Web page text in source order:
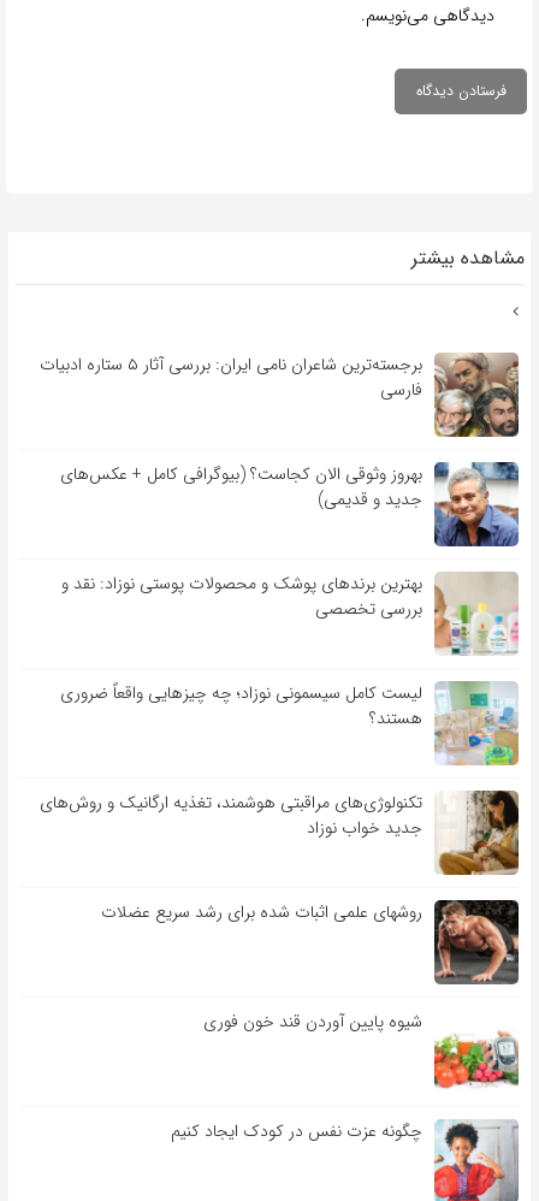
دیدگاهی می‌نویسم.
مشاهده بیشتر
برجسته‌ترین شاعران نامی ایران: بررسی آثار ۵ ستاره ادبیات
فارسی
بهروز وثوقی الان کجاست؟ (بیوگرافی کامل + عکس‌های
جدید و قدیمی)
بهترین برندهای پوشک و محصولات پوستی نوزاد: نقد و
بررسی تخصصی
لیست کامل سیسمونی نوزاد؛ چه چیزهایی واقعاً ضروری
هستند؟
تکنولوژی‌های مراقبتی هوشمند، تغذیه ارگانیک و روش‌های
جدید خواب نوزاد
روشهای علمی اثبات شده برای رشد سریع عضلات
شیوه پایین آوردن قند خون فوری
چگونه عزت نفس در کودک ایجاد کنیم